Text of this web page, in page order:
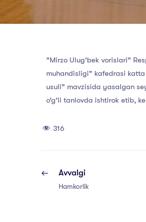
“Mirzo Ulug‘bek vorislari”
muhandisligi” kafedrasi
usuli” mavzisida yasalgan
o’g’li tanlovda ishtirok etib,
316
Avvalgi
Hamkorlik